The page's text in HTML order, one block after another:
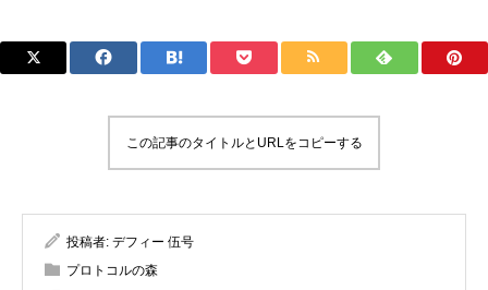
この記事のタイトルとURLをコピーする
投稿者: デフィー 伍号
プロトコルの森